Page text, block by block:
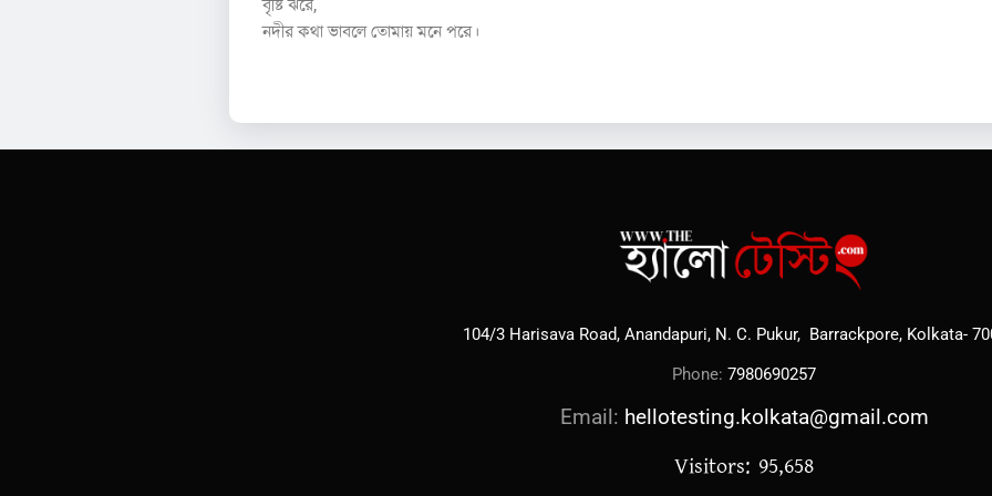
বৃষ্টি ঝরে,
নদীর কথা ভাবলে তোমায় মনে পরে।
104/3 Harisava Road, Anandapuri, N. C. Pukur, Barrackpore, Kolkata-
Phone: 7980690257
Email: hellotesting.kolkata@gmail.com
Visitors: 95,658